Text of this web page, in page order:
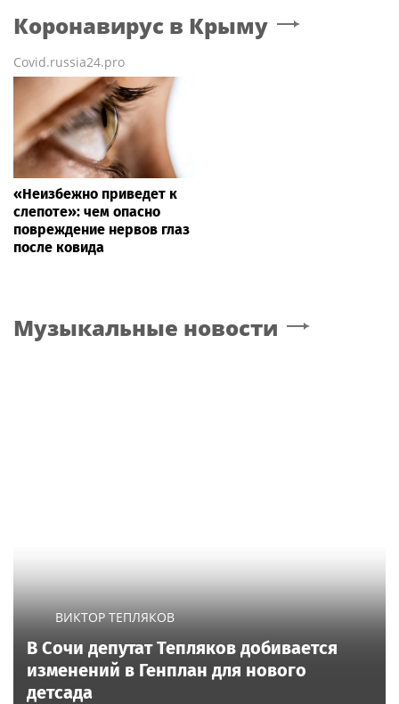
Коронавирус в Крыму
Covid.russia24.pro
«Неизбежно приведет к
слепоте»: чем опасно
повреждение нервов глаз
после ковида
Музыкальные новости
ВИКТОР ТЕПЛЯКОВ
В Сочи депутат Тепляков добивается
изменений в Генплан для нового
детсада